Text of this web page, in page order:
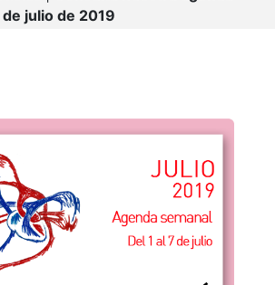
julio de 2019